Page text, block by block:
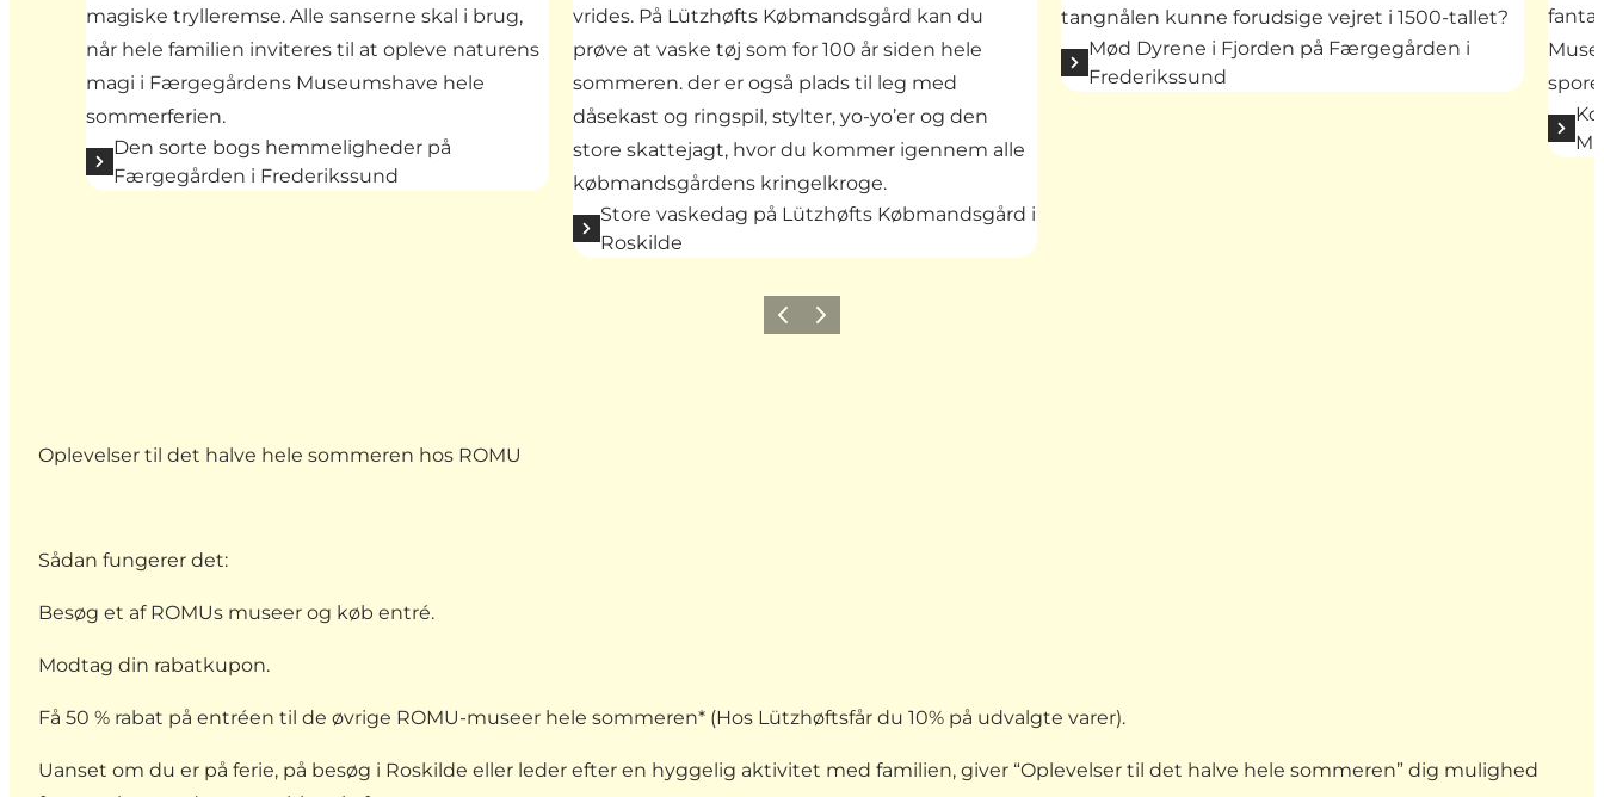
magiske trylleremse. Alle sanserne skal i brug,
når hele familien inviteres til at opleve naturens
magi i Færgegårdens Museumshave hele
sommerferien.
Den sorte bogs hemmeligheder på
Færgegården i Frederikssund
vrides. På Lützhøfts Købmandsgård kan du
prøve at vaske tøj som for 100 år siden hele
sommeren. der er også plads til leg med
dåsekast og ringspil, stylter, yo-yo’er og den
store skattejagt, hvor du kommer igennem alle
købmandsgårdens kringelkroge.
Store vaskedag på Lützhøfts Købmandsgård i
Roskilde
tangnålen kunne forudsige vejret i 1500-tallet?
Mød Dyrene i Fjorden på Færgegården i
Frederikssund
Forrige billede
Næste billede
Oplevelser til det halve hele sommeren hos ROMU
Sådan fungerer det:
Besøg et af ROMUs museer og køb entré.
Modtag din rabatkupon.
Få 50 % rabat på entréen til de øvrige ROMU-museer hele sommeren* (Hos Lützhøftsfår du 10% på udvalgte varer).
Uanset om du er på ferie, på besøg i Roskilde eller leder efter en hyggelig aktivitet med familien, giver “Oplevelser til det halve hele sommeren” dig mulighed